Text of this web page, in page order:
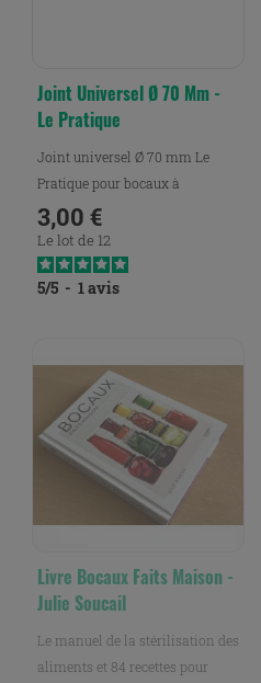
Joint Universel Ø 70 Mm -
Le Pratique
Joint universel Ø 70 mm Le
Pratique pour bocaux à
armature, assurant une...
Prix
3,00 €
Le lot de 12
5/5 - 1avis
Livre Bocaux Faits Maison -
Julie Soucail
Le manuel de la stérilisation des
aliments et 84 recettes pour